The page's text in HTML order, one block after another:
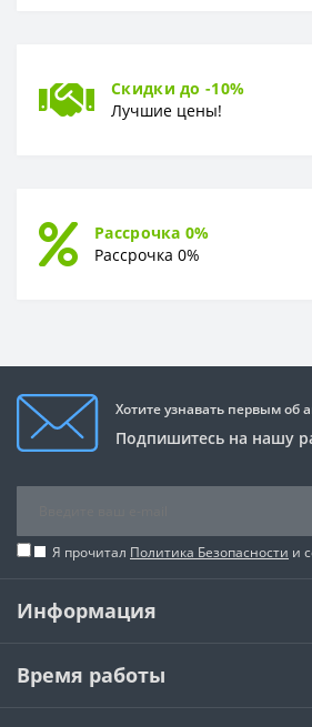
Скидки до -10%
Лучшие цены!
Рассрочка 0%
Рассрочка 0%
Хотите узнавать первым об
Подпишитесь на нашу
Я прочитал Политика Безопасности и
Информация
Время работы